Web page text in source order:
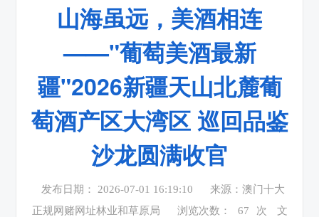
山海虽远，美酒相连
——"葡萄美酒最新
疆"2026新疆天山北麓葡
萄酒产区大湾区 巡回品鉴
沙龙圆满收官
发布日期： 2026-07-01 16:19:10
来源：澳门十大
正规网赌网址林业和草原局
浏览次数： 67 次
文